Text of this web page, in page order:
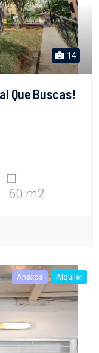
14
Que Buscas!
60 m2
Anexos Alquiler